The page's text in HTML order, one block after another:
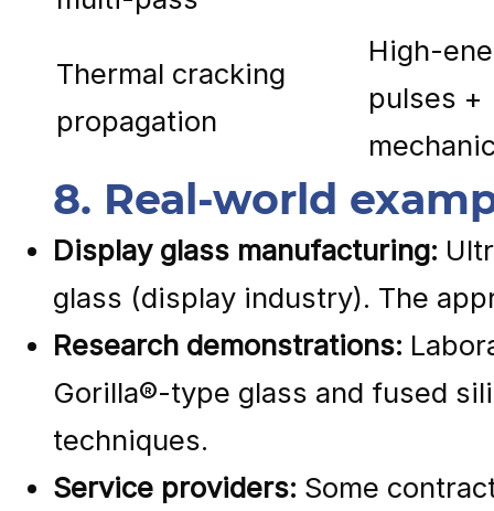
Thermal cracking
propagation
High-
pulses +
8. Real-world
Display glass manufacturing:
glass (display industry). The
Research demonstrations:
Gorilla®-type glass and fused
techniques.
Service providers: Some